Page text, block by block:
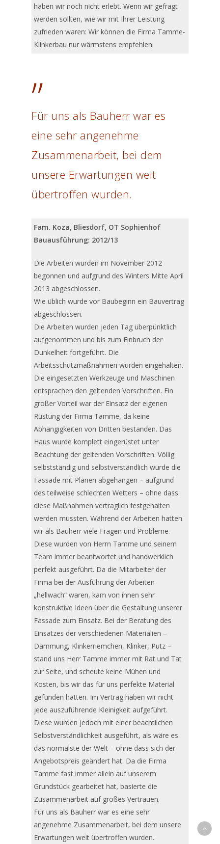
haben wir noch nicht erlebt. Wenn wir gefragt
werden sollten, wie wir mit Ihrer Leistung
zufrieden waren: Wir können die Firma Tamme-
Klinkerbau nur wärmstens empfehlen.
”
Für uns als Bauherr war es
eine sehr angenehme
Zusammenarbeit, bei dem
unsere Erwartungen weit
übertroffen wurden.
Fam. Koza, Bliesdorf, OT Sophienhof
Bauausführung: 2012/13
Die Arbeiten wurden im November 2012
begonnen und aufgrund des Winters Mitte April
2013 abgeschlossen.
Wie üblich wurde vor Baubeginn ein Bauvertrag
abgeschlossen.
Die Arbeiten wurden jeden Tag überpünktlich
aufgenommen und bis zum Einbruch der
Dunkelheit fortgeführt. Die
Arbeitsschutzmaßnahmen wurden eingehalten.
Die eingesetzten Werkzeuge und Maschinen
entsprachen den geltenden Vorschriften. Ein
großer Vorteil war der Einsatz der eigenen
Rüstung der Firma Tamme, da keine
Abhängigkeiten von Dritten bestanden. Das
Haus wurde komplett eingerüstet unter
Beachtung der geltenden Vorschriften. Völlig
selbstständig und selbstverständlich wurde die
Fassade mit Planen abgehangen – aufgrund
des teilweise schlechten Wetters – ohne dass
diese Maßnahmen vertraglich festgehalten
werden mussten. Während der Arbeiten hatten
wir als Bauherr viele Fragen und Probleme.
Diese wurden von Herrn Tamme und seinem
Team immer beantwortet und handwerklich
perfekt ausgeführt. Da die Mitarbeiter der
Firma bei der Ausführung der Arbeiten
„hellwach“ waren, kam von ihnen sehr
konstruktive Ideen über die Gestaltung unserer
Fassade zum Einsatz. Bei der Beratung des
Einsatzes der verschiedenen Materialien –
Dämmung, Klinkerriemchen, Klinker, Putz –
stand uns Herr Tamme immer mit Rat und Tat
zur Seite, und scheute keine Mühen und
Kosten, bis wir das für uns perfekte Material
gefunden hatten. Im Vertrag haben wir nicht
jede auszuführende Kleinigkeit aufgeführt.
Diese wurden jedoch mit einer beachtlichen
Selbstverständlichkeit ausgeführt, als wäre es
das normalste der Welt – ohne dass sich der
Angebotspreis geändert hat. Da die Firma
Tamme fast immer allein auf unserem
Grundstück gearbeitet hat, basierte die
Zusammenarbeit auf großes Vertrauen.
Für uns als Bauherr war es eine sehr
angenehme Zusammenarbeit, bei dem unsere
Erwartungen weit übertroffen wurden.